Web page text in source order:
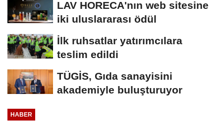
LAV HORECA'nın web sitesine
iki uluslararası ödül
İlk ruhsatlar yatırımcılara
teslim edildi
TÜGİS, Gıda sanayisini
akademiyle buluşturuyor
HABER